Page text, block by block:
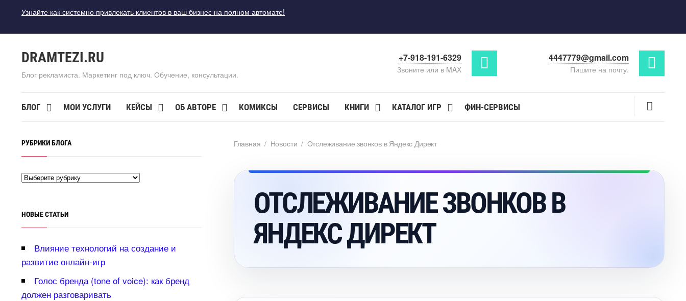
Узнайте как системно привлекать клиентов в ваш бизнес на полном автомате!
DRAMTEZI.RU
Блог рекламиста. Маркетинг под ключ. Обучение, консультации.
+7-918-191-6329
Звоните или в MAX
4447779@gmail.com
Пишите на почту.
БЛОГ МОИ УСЛУГИ КЕЙСЫ ОБ АВТОРЕ КОМИКСЫ СЕРВИСЫ КНИГИ КАТАЛОГ ИГР ФИН-СЕРВИСЫ
Главная / Новости / Отслеживание звонков в Яндекс Директ
ОТСЛЕЖИВАНИЕ ЗВОНКО
ЯНДЕКС ДИРЕКТ
РУБРИКИ БЛОГА
НОВЫЕ СТАТЬИ
лияние технологий на создание и
развитие онлайн-игр
Голос бренда (tone of voice): как бренд
должен разговаривать